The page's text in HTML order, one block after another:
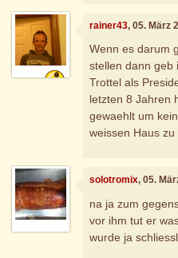
rainer43, 05. März
Wenn es darum
stellen dann geb
Trottel als
letzten 8 Jahren
gewaehlt um
weissen Haus zu
solotromix, 05.
na ja zum
vor ihm tut er
wurde ja